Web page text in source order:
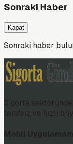
Sonraki Haber
Kapat
Sonraki haber